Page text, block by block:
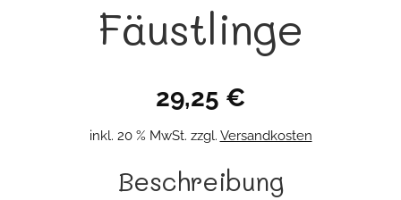
Fäustlinge
29,25 €
inkl. 20 % MwSt. zzgl. Versandkosten
Beschreibung